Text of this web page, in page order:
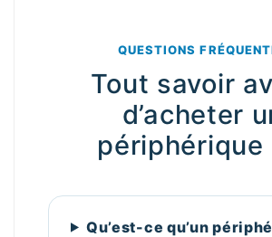
QUESTIONS
Tout savoir
d’acheter
périphérique
Qu’est-ce qu’un